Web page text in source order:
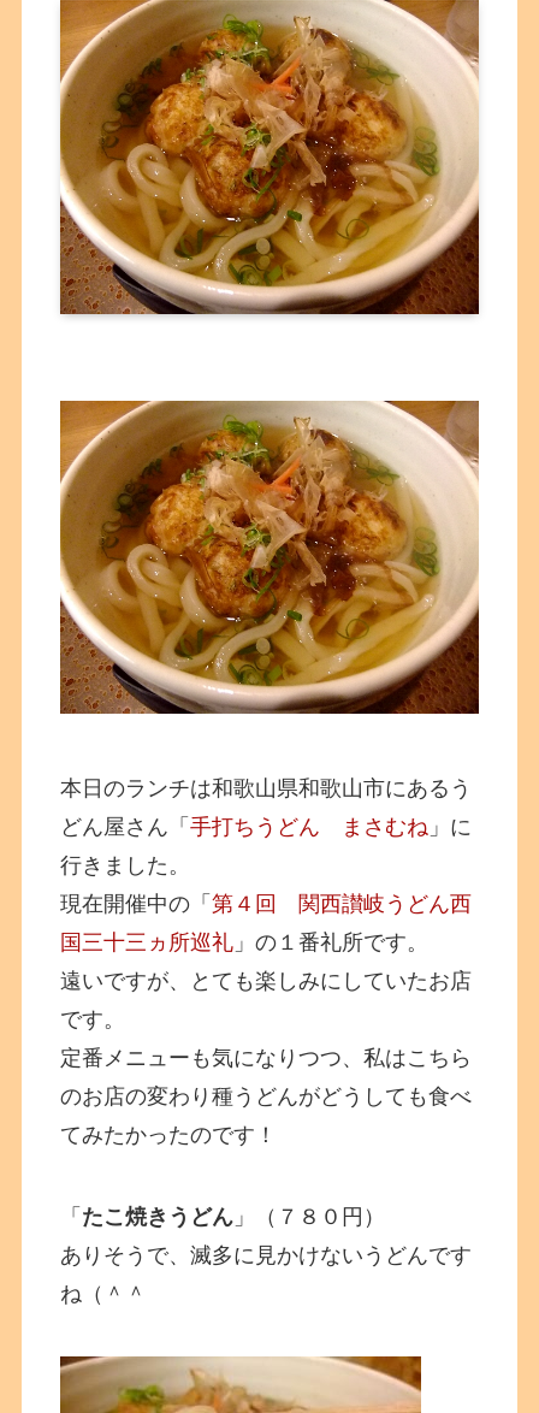
本日のランチは和歌山県和歌山市にあるう
どん屋さん「手打ちうどん まさむね 」に
行きました。
現在開催中の「第４回 関西讃岐うどん西
国三十三ヵ所巡礼 」の１番礼所です。
遠いですが、とても楽しみにしていたお店
です。
定番メニューも気になりつつ、私はこちら
のお店の変わり種うどんがどうしても食べ
てみたかったのです！
「 たこ焼きうどん 」（７８０円）
ありそうで、滅多に見かけないうどんです
ね（＾＾